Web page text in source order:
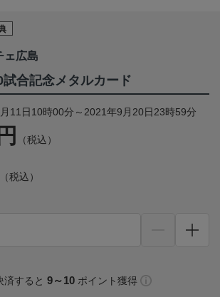
ェ広島
合記念メタルカード
11日10時00分～2021年9月20日23時59分
（税込）
（税込）
済すると 9～10 ポイント獲得